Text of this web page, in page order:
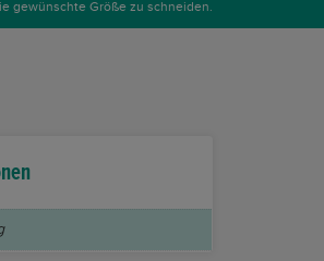
gewünschte Größe zu schneiden.